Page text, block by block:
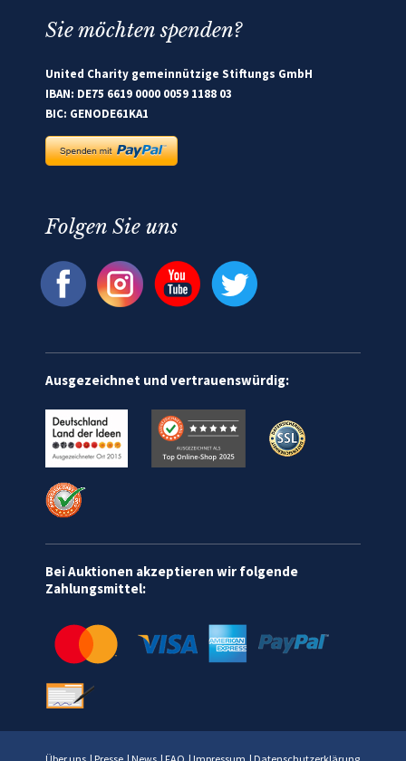
Sie möchten spenden?
United Charity gemeinnützige Stiftungs GmbH
IBAN: DE75 6619 0000 0059 1188 03
BIC: GENODE61KA1
Folgen Sie uns
Ausgezeichnet und vertrauenswürdig:
Bei Auktionen akzeptieren wir folgende
Zahlungsmittel:
Über uns | Presse | News | FAQ | Impressum | Datenschutzerklärung